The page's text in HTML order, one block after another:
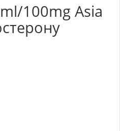
100mg Asia